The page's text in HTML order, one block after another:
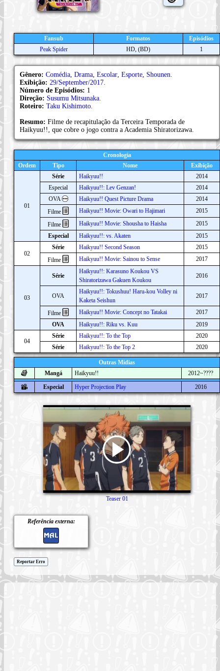
Fansub Formatos
Episódios
Peak Spider
HD, (BD) 1
Gênero: Comédia Drama Escolar Esporte Shounen
Exibição: 29/September/2017
Número de Episódios: 1
Direção: Susumu Mitsunaka
Roteiro: Taku Kishimoto
Resumo: Filme de recapitulação da Terceira Temporada de
Haikyuu!!, que cobre o jogo contra a Academia Shiratorizawa.
Cronologia
Ordem
Tipo Nome Exibição
01
Série Haikyuu!!
2014
Especial
Haikyuu!!: Lev Genzan!
2014
OVA
Haikyuu!! Quest Picture Drama
2014
Filme
Haikyuu!! Movie: Owari to Hajimari 2015
Filme Haikyuu!! Movie: Shousha to Haisha
2015
Especial
Haikyuu!!: vs. Akaten 2015
02
Série Haikyuu!! Second Season
2015
Filme
Haikyuu!! Movie: Sainou to Sense 2017
03
Série
Haikyuu!!: Karasuno Koukou VS
Shiratorizawa Gakuen Koukou
2016
OVA
Haikyuu!!: Tokushuu! Haru-kou Volley ni
Kaketa Seishun
2017
Filme Haikyuu!! Movie: Concept no Tatakai
2017
OVA
Haikyuu!!: Riku vs. Kuu 2019
04
Série Haikyuu!!: To the Top
2020
Série
Haikyuu!!: To the Top 2 2020
Outras Mídias
Mangá
Haikyuu!!
2012~????
Especial
Hyper Projection Play 2016
Referência externa:
Teaser 01
Reportar Erro